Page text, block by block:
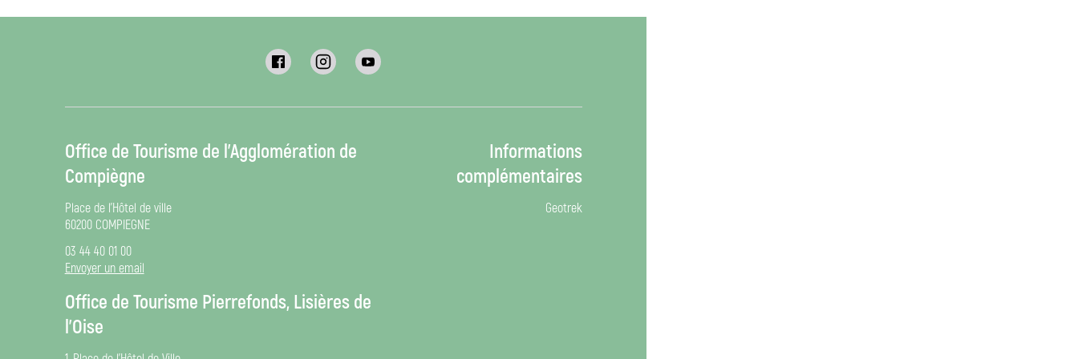
Office de Tourisme de l’Agglomération de
Compiègne
Place de l’Hôtel de ville
60200 COMPIEGNE
03 44 40 01 00
Envoyer un email
Office de Tourisme Pierrefonds, Lisières de
l’Oise
Informations
complémentaires
Geotrek